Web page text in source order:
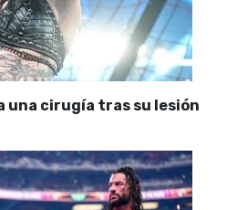
una cirugía tras su lesión